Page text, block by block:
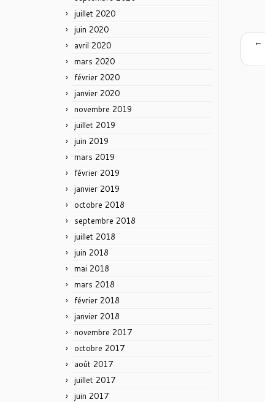
juillet 2020
juin 2020
avril 2020
mars 2020
février 2020
janvier 2020
novembre 2019
juillet 2019
juin 2019
mars 2019
février 2019
janvier 2019
octobre 2018
septembre 2018
juillet 2018
juin 2018
mai 2018
mars 2018
février 2018
janvier 2018
novembre 2017
octobre 2017
août 2017
juillet 2017
juin 2017
←